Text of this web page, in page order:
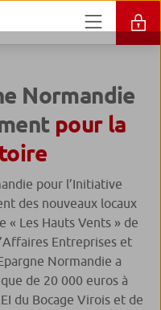
Normandie
pour la
pour l’Initiative
des nouveaux locaux
« Les Hauts Vents » de
Entreprises et
Normandie a
de 20 000 euros à
du Bocage Virois et de